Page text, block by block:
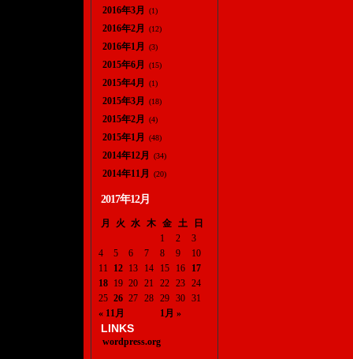
2016年3月 (1)
2016年2月 (12)
2016年1月 (3)
2015年6月 (15)
2015年4月 (1)
2015年3月 (18)
2015年2月 (4)
2015年1月 (48)
2014年12月 (34)
2014年11月 (20)
2017年12月
月 火 水 木 金 土 日
« 11月 1月 »
1 2
3
4
5 6 7 8 9
10
11
12 13 14 15 16
17
18
19 20 21 22 23
24
25 26 27 28 29 30 31
LINKS
wordpress.org